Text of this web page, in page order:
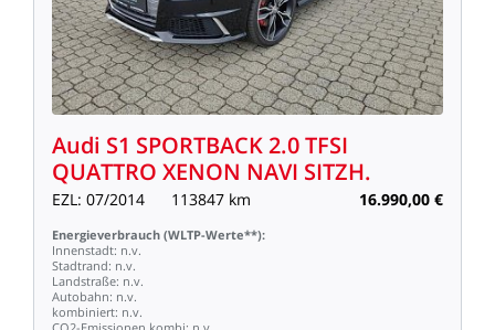
Audi S1 SPORTBACK2.0TFSI
QUATTRO XENON NAVI SITZH.
EZL: 07/2014 113847 km 16.990,00 €
Energieverbrauch (WLTP-Werte**):
Innenstadt: n.v.
Stadtrand: n.v.
Landstraße: n.v.
Autobahn: n.v.
kombiniert: n.v.
CO2-Emissionen kombi: n.v.